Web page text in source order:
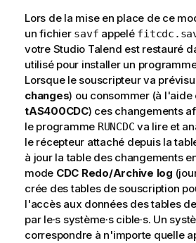
Lors de la mise en place de ce
un fichier savf appelé
votre Studio Talend est restauré
utilisé pour installer un
Lorsque le souscripteur va
changes) ou consommer (à l'aide
tAS400CDC) ces changements
le programme RUNCDC va lire et
le récepteur attaché depuis la
à jour la table des changements
mode CDC Redo/Archive log
crée des tables de souscription
l'accès aux données des tables
par le·s système·s cible·s. Un
correspondre à n'importe quelle